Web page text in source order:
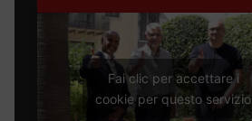
Fai clic per accettare i
cookie per questo servizio